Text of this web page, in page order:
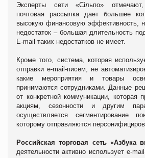
Эксперты сети «Сільпо»
почтовая рассылка дает большее
высокую финансовую эффективность,
недостаток – большая длительность
E-mail таких недостатков не имеет.
Кроме того, система, которая
отправки e-mail-писем, не
какие мероприятия и товары
принимаются сотрудниками. Данные
от конкретной коммуникации, которая
акциям, сезонности и другим
осуществляется сегментирование
которому отправляются
Российская торговая сеть «Азбука
деятельности активно используетe-mail